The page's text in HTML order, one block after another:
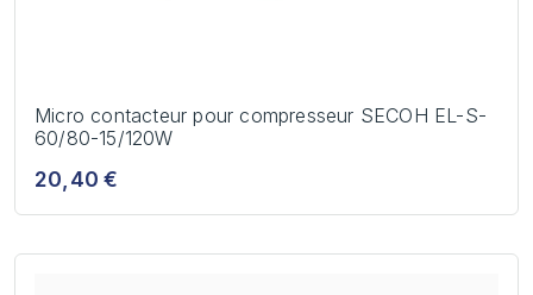
Micro contacteur pour compresseur SECOH EL-S-
60/80-15/120W
20,40 €